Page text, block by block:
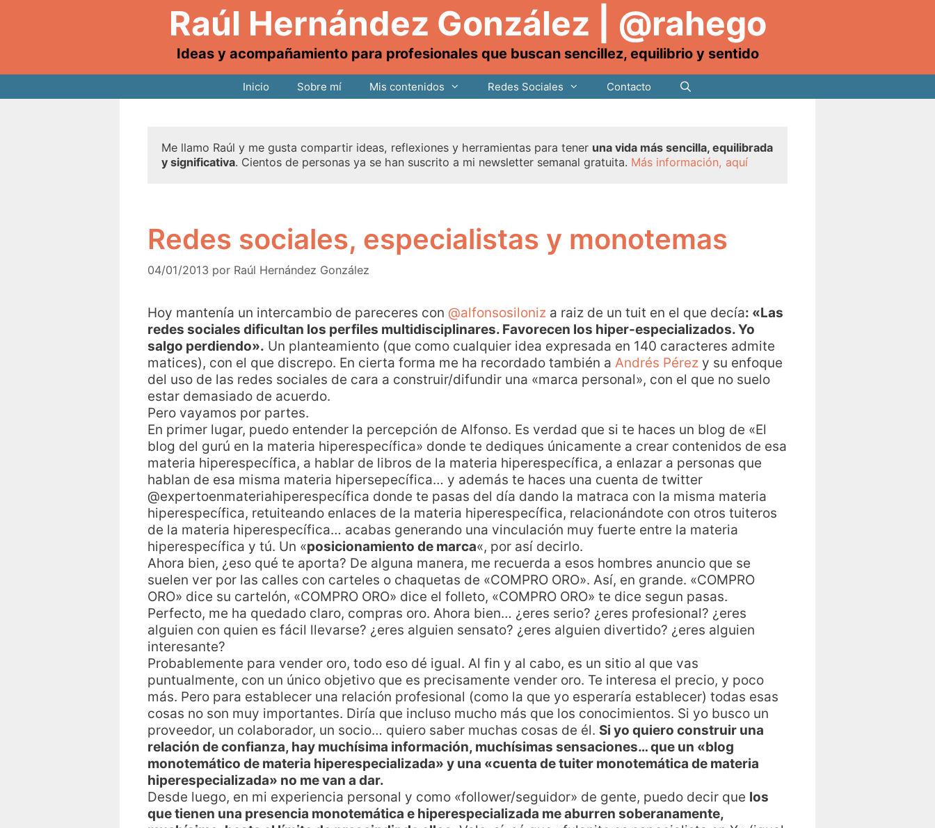
Raúl Hernández González | @rahego
Ideas y acompañamiento para profesionales que buscan sencillez, equilibrio y sentido
Inicio Sobre mí Mis contenidos Redes Sociales Contacto
Me llamo Raúl y me gusta compartir ideas, reflexiones y herramientas para tener una vida más sencilla, equilibrada
y significativa. Cientos de personas ya se han suscrito a mi newsletter semanal gratuita. Más información, aquí
Redes sociales, especialistas y monotemas
04/01/2013 por Raúl Hernández González
Hoy mantenía un intercambio de pareceres con @alfonsosiloniz a raiz de un tuit en el que decía: «Las
redes sociales dificultan los perfiles multidisciplinares. Favorecen los hiper-especializados. Yo
salgo perdiendo». Un planteamiento (que como cualquier idea expresada en 140 caracteres admite
matices), con el que discrepo. En cierta forma me ha recordado también a Andrés Pérez y su enfoque
del uso de las redes sociales de cara a construir/difundir una «marca personal», con el que no suelo
estar demasiado de acuerdo.
Pero vayamos por partes.
En primer lugar, puedo entender la percepción de Alfonso. Es verdad que si te haces un blog de «El
blog del gurú en la materia hiperespecífica» donde te dediques únicamente a crear contenidos de esa
materia hiperespecífica, a hablar de libros de la materia hiperespecífica, a enlazar a personas que
hablan de esa misma materia hipersepecífica… y además te haces una cuenta de twitter
@expertoenmateriahiperespecífica donde te pasas del día dando la matraca con la misma materia
hiperespecífica, retuiteando enlaces de la materia hiperespecífica, relacionándote con otros tuiteros
de la materia hiperespecífica… acabas generando una vinculación muy fuerte entre la materia
hiperespecífica y tú. Un «posicionamiento de marca«, por así decirlo.
Ahora bien, ¿eso qué te aporta? De alguna manera, me recuerda a esos hombres anuncio que se
suelen ver por las calles con carteles o chaquetas de «COMPRO ORO». Así, en grande. «COMPRO
ORO» dice su cartelón, «COMPRO ORO» dice el folleto, «COMPRO ORO» te dice segun pasas.
Perfecto, me ha quedado claro, compras oro. Ahora bien… ¿eres serio? ¿eres profesional? ¿eres
alguien con quien es fácil llevarse? ¿eres alguien sensato? ¿eres alguien divertido? ¿eres alguien
interesante?
Probablemente para vender oro, todo eso dé igual. Al fin y al cabo, es un sitio al que vas
puntualmente, con un único objetivo que es precisamente vender oro. Te interesa el precio, y poco
más. Pero para establecer una relación profesional (como la que yo esperaría establecer) todas esas
cosas no son muy importantes. Diría que incluso mucho más que los conocimientos. Si yo busco un
proveedor, un colaborador, un socio… quiero saber muchas cosas de él. Si yo quiero construir una
relación de confianza, hay muchísima información, muchísimas sensaciones… que un «blog
monotemático de materia hiperespecializada» y una «cuenta de tuiter monotemática de materia
hiperespecializada» no me van a dar.
Desde luego, en mi experiencia personal y como «follower/seguidor» de gente, puedo decir que los
que tienen una presencia monotemática e hiperespecializada me aburren soberanamente,